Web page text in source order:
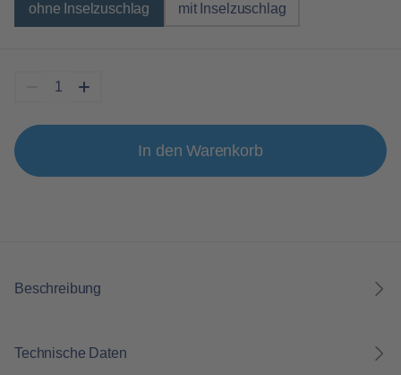
ohne Inselzuschlag mit Inselzuschlag
In den Warenkorb
Beschreibung
Technische Daten